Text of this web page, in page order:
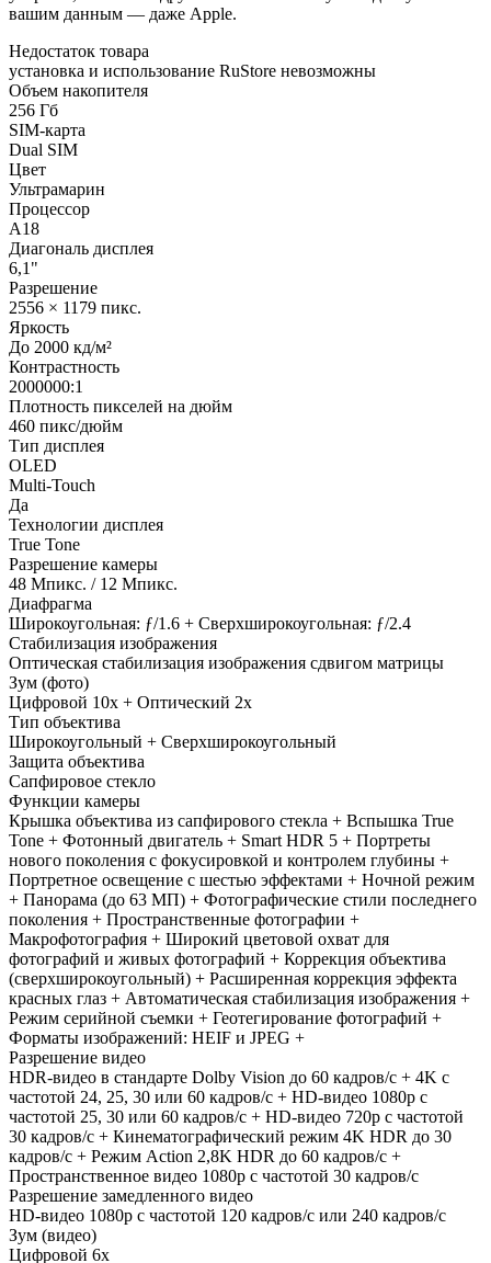
вашим данным — даже Apple.
Недостаток товара
установка и использование RuStore невозможны
Объем накопителя
256 Гб
SIM-карта
Dual SIM
Цвет
Ультрамарин
Процессор
A18
Диагональ дисплея
6,1"
Разрешение
2556 × 1179 пикс.
Яркость
До 2000 кд/м²
Контрастность
2000000:1
Плотность пикселей на дюйм
460 пикс/дюйм
Тип дисплея
OLED
Multi-Touch
Да
Технологии дисплея
True Tone
Разрешение камеры
48 Мпикс. / 12 Мпикс.
Диафрагма
Широкоугольная: ƒ/1.6 + Сверхшироко­угольная: ƒ/2.4
Стабилизация изображения
Оптическая стабилизация изображения сдвигом матрицы
Зум (фото)
Цифровой 10x + Оптический 2x
Тип объектива
Широкоугольный + Сверхширокоугольный
Защита объектива
Сапфировое стекло
Функции камеры
Крышка объектива из сапфирового стекла + Вспышка True
Tone + Фотонный двигатель + Smart HDR 5 + Портреты
нового поколения с фокусировкой и контролем глубины +
Портретное освещение с шестью эффектами + Ночной режим
+ Панорама (до 63 МП) + Фотографические стили последнего
поколения + Пространственные фотографии +
Макрофотография + Широкий цветовой охват для
фотографий и живых фотографий + Коррекция объектива
(сверхширокоугольный) + Расширенная коррекция эффекта
красных глаз + Автоматическая стабилизация изображения +
Режим серийной съемки + Геотегирование фотографий +
Форматы изображений: HEIF и JPEG +
Разрешение видео
HDR‑видео в стандарте Dolby Vision до 60 кадров/ с + 4K с
частотой 24, 25, 30 или 60 кадров/ с + HD-видео 1080p с
частотой 25, 30 или 60 кадров/ с + HD-видео 720p с частотой
30 кадров/ с + Кинематографический режим 4K HDR до 30
кадров/ с + Режим Action 2,8K HDR до 60 кадров/ с +
Пространственное видео 1080p с частотой 30 кадров/ с
Разрешение замедленного видео
HD-видео 1080р c частотой 120 кадров/ с или 240 кадров/ с
Зум (видео)
Цифровой 6х